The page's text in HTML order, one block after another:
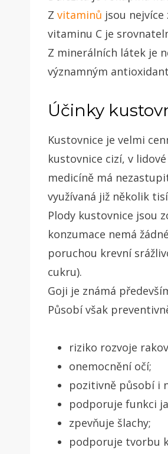
Z vitaminů jsou
vitaminu C je
Z minerálních látek je
významným
Účinky
Kustovnice je velmi
kustovnice cizí, v
medicíně má
využívaná již několik
Plody kustovnice jsou
konzumace nemá
poruchou krevní
cukru).
Goji je známá
Působí však
riziko rozvoje
onemocnění očí;
pozitivně působí i
podporuje funkci
zpevňuje šlachy;
podporuje tvorbu